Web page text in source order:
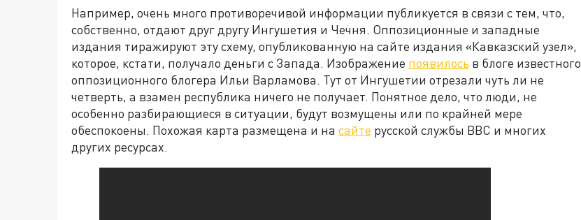
Например, очень много противоречивой информации публикуется в связи с тем, что,
собственно, отдают друг другу Ингушетия и Чечня. Оппозиционные и западные
издания тиражируют эту схему, опубликованную на сайте издания «Кавказский узел»,
которое, кстати, получало деньги с Запада. Изображение появилось в блоге известного
оппозиционного блогера Ильи Варламова. Тут от Ингушетии отрезали чуть ли не
четверть, а взамен республика ничего не получает. Понятное дело, что люди, не
особенно разбирающиеся в ситуации, будут возмущены или по крайней мере
обеспокоены. Похожая карта размещена и на сайте русской службы BBC и многих
других ресурсах.